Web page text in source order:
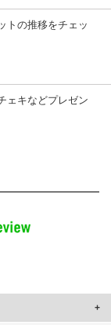
トの推移をチェッ
ェキなどプレゼン